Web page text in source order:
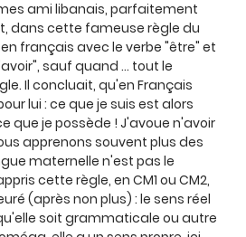
ami libanais, parfaitement
dans cette fameuse règle du
français avec le verbe "être" et
sauf quand ... tout le
Il concluait, qu'en Français
lui : ce que je suis est alors
que je possède ! J'avoue n'avoir
apprenons souvent plus des
maternelle n'est pas le
cette règle, en CM1 ou CM2,
(après non plus) : le sens réel
soit grammaticale ou autre